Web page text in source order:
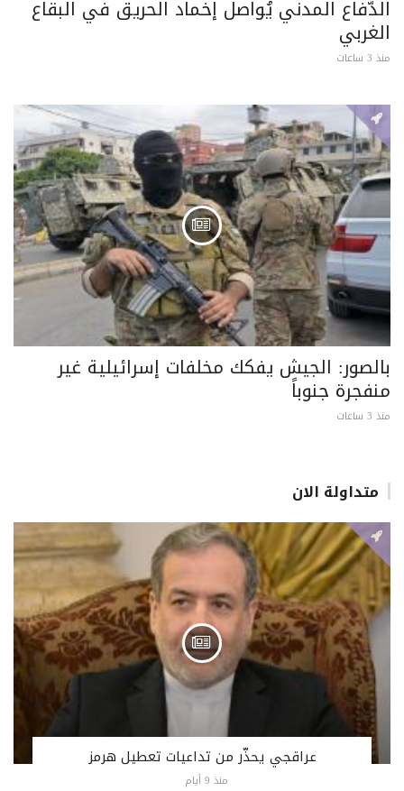
الدّفاع المدني يُواصل إخماد الحريق في البقاع
الغربي
منذ 3 ساعات
بالصور: الجيش يفكك مخلفات إسرائيلية غير
منفجرة جنوباً
منذ 3 ساعات
متداولة الان
عراقجي يحذّر من تداعيات تعطيل هرمز
منذ 9 أيام